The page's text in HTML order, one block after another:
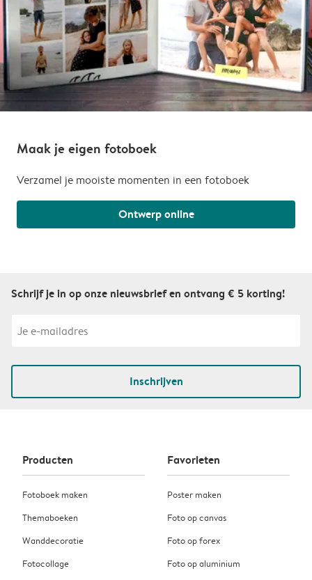
Maak je eigen fotoboek
Verzamel je mooiste momenten in een fotoboek
Ontwerp online
Schrijf je in op onze nieuwsbrief en ontvang € 5 korting!
Inschrijven
Producten
Fotoboek maken
Themaboeken
Wanddecoratie
Fotocollage
Favorieten
Poster maken
Foto op canvas
Foto op forex
Foto op aluminium